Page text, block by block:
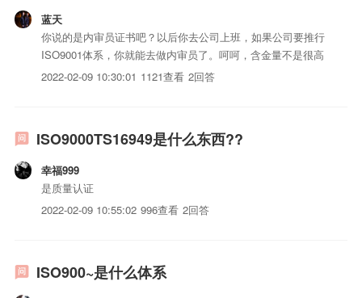
蓝天
你说的是内审员证书吧？以后你去公司上班，如果公司要推行
ISO9001体系，你就能去做内审员了。呵呵，含金量不是很高
2022-02-09 10:30:01 1121查看 2回答
ISO9000TS16949是什么东西??
幸福999
是质量认证
2022-02-09 10:55:02 996查看 2回答
ISO900~是什么体系